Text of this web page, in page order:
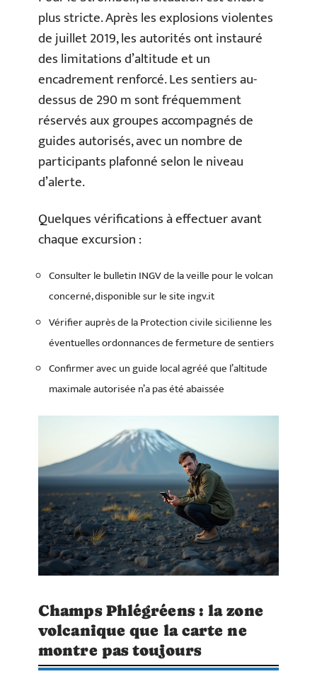
plus stricte. Après les explosions violentes
de juillet 2019, les autorités ont instauré
des limitations d’altitude et un
encadrement renforcé. Les sentiers au-
dessus de 290 m sont fréquemment
réservés aux groupes accompagnés de
guides autorisés, avec un nombre de
participants plafonné selon le niveau
d’alerte.
Quelques vérifications à effectuer avant
chaque excursion :
Consulter le bulletin INGV de la veille pour le volcan
concerné, disponible sur le site ingv.it
Vérifier auprès de la Protection civile sicilienne les
éventuelles ordonnances de fermeture de sentiers
Confirmer avec un guide local agréé que l’altitude
maximale autorisée n’a pas été abaissée
Champs Phlégréens : la zone
volcanique que la carte ne
montre pas toujours